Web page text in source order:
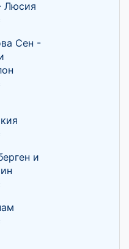
Люсия
Сен -
и